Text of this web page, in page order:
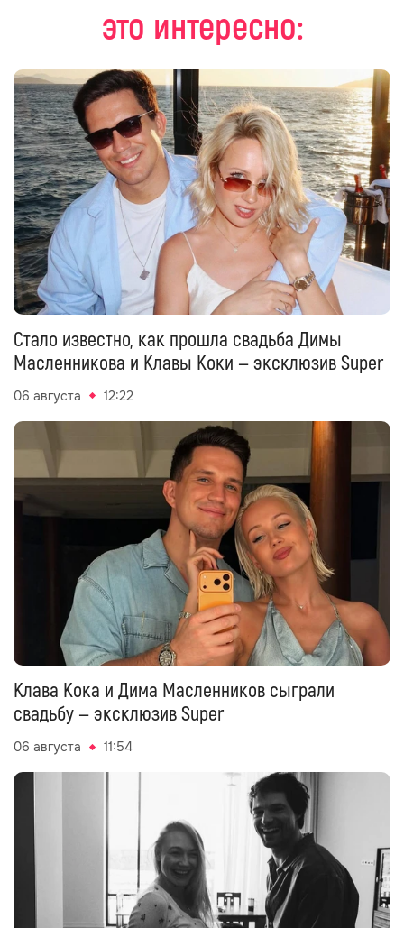
это интересно:
Стало известно, как прошла свадьба Димы
Масленникова и Клавы Коки — эксклюзив Super
06 августа 12:22
Клава Кока и Дима Масленников сыграли
свадьбу — эксклюзив Super
06 августа 11:54